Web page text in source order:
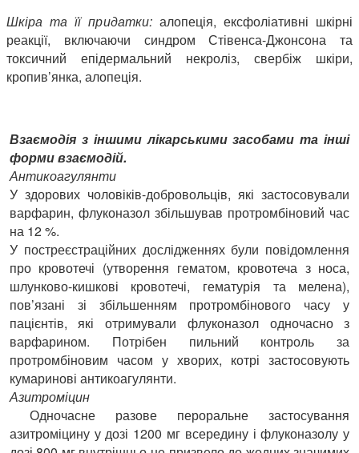
Шкіра та її придатки:алопеція, ексфоліативні шкірні
реакції, включаючи синдром Стівенса-Джонсона та
токсичний епідермальний некроліз, свербіж шкіри,
кропив’янка, алопеція.
Взаємодія з іншими лікарськими засобами та інші
форми взаємодій.
Антикоагулянти
У здорових чоловіків-добровольців, які застосовували
варфарин, флуконазол збільшував протромбіновий час
на 12 %.
У постреєстраційних дослідженнях були повідомлення
про кровотечі (утворення гематом, кровотеча з носа,
шлунково-кишкові кровотечі, гематурія та мелена),
пов’язані зі збільшенням протромбінового часу у
пацієнтів, які отримували флуконазол одночасно з
варфарином. Потрібен пильний контроль за
протромбіновим часом у хворих, котрі застосовують
кумаринові антикоагулянти.
Азитроміцин
Одночасне разове пероральне застосування
азитроміцину у дозі 1200 мг всередину і флуконазолу у